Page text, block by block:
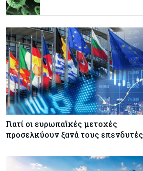
Γιατί οι ευρωπαϊκές μετοχές
προσελκύουν ξανά τους επενδυτές